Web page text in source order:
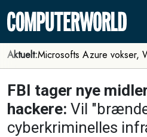
Aktuelt:Microsofts Azure vokser,
FBI tager nye
hackere: Vil
cyberkriminelles